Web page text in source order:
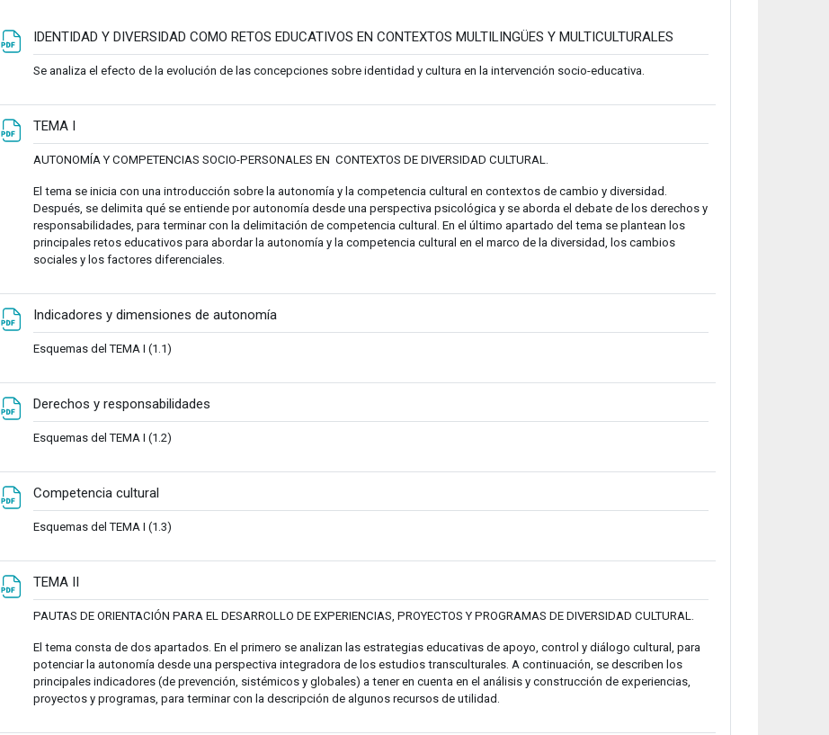
IDENTIDAD Y DIVERSIDAD COMO RETOS EDUCATIVOS EN CONTEXTOS MULTILINGÜES Y MULTICULTURALES
Se analiza el efecto de la evolución de las concepciones sobre identidad y cultura en la intervención socio-educativa.
TEMA I
AUTONOMÍA Y COMPETENCIAS SOCIO-PERSONALES EN CONTEXTOS DE DIVERSIDAD CULTURAL.
El tema se inicia con una introducción sobre la autonomía y la competencia cultural en contextos de cambio y diversidad.
Después, se delimita qué se entiende por autonomía desde una perspectiva psicológica y se aborda el debate de los derechos y
responsabilidades, para terminar con la delimitación de competencia cultural. En el último apartado del tema se plantean los
principales retos educativos para abordar la autonomía y la competencia cultural en el marco de la diversidad, los cambios
sociales y los factores diferenciales.
Indicadores y dimensiones de autonomía
Esquemas del TEMA I (1.1)
Derechos y responsabilidades
Esquemas del TEMA I (1.2)
Competencia cultural
Esquemas del TEMA I (1.3)
TEMA II
PAUTAS DE ORIENTACIÓN PARA EL DESARROLLO DE EXPERIENCIAS, PROYECTOS Y PROGRAMAS DE DIVERSIDAD CULTURAL.
El tema consta de dos apartados. En el primero se analizan las estrategias educativas de apoyo, control y diálogo cultural, para
potenciar la autonomía desde una perspectiva integradora de los estudios transculturales. A continuación, se describen los
principales indicadores (de prevención, sistémicos y globales) a tener en cuenta en el análisis y construcción de experiencias,
proyectos y programas, para terminar con la descripción de algunos recursos de utilidad.